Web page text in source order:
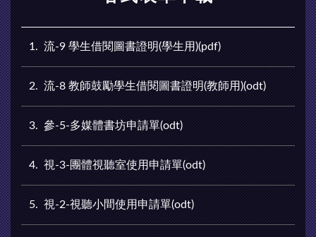
1 流-9 學生借閱圖書證明(學生用)(pdf)
2 流-8 教師鼓勵學生借閱圖書證明(教師用)(odt)
3 參-5-多媒體書坊申請單(odt)
4 視-3-團體視聽室使用申請單(odt)
5 視-2-視聽小間使用申請單(odt)